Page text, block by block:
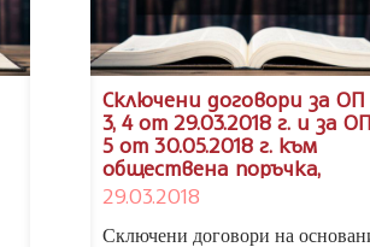
Сключени договори за
3, 4 от 29.03.2018 г. и за
5 от 30.05.2018 г. към
обществена поръчка,
открита с Решение № 38-
2/29.01.2018 г.
29.03.2018
Сключени договори на